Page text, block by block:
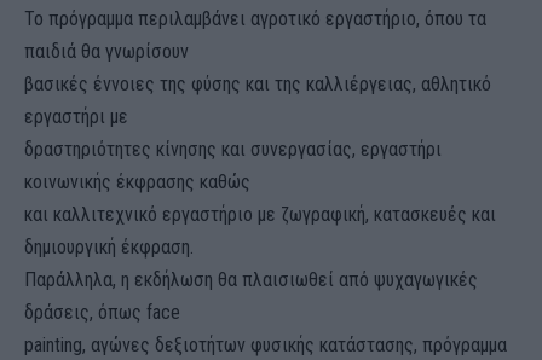
Το πρόγραμμα περιλαμβάνει αγροτικό εργαστήριο, όπου τα
παιδιά θα γνωρίσουν
βασικές έννοιες της φύσης και της καλλιέργειας, αθλητικό
εργαστήρι με
δραστηριότητες κίνησης και συνεργασίας, εργαστήρι
κοινωνικής έκφρασης καθώς
και καλλιτεχνικό εργαστήριο με ζωγραφική, κατασκευές και
δημιουργική έκφραση.
Παράλληλα, η εκδήλωση θα πλαισιωθεί από ψυχαγωγικές
δράσεις, όπως face
painting, αγώνες δεξιοτήτων φυσικής κατάστασης, πρόγραμμα